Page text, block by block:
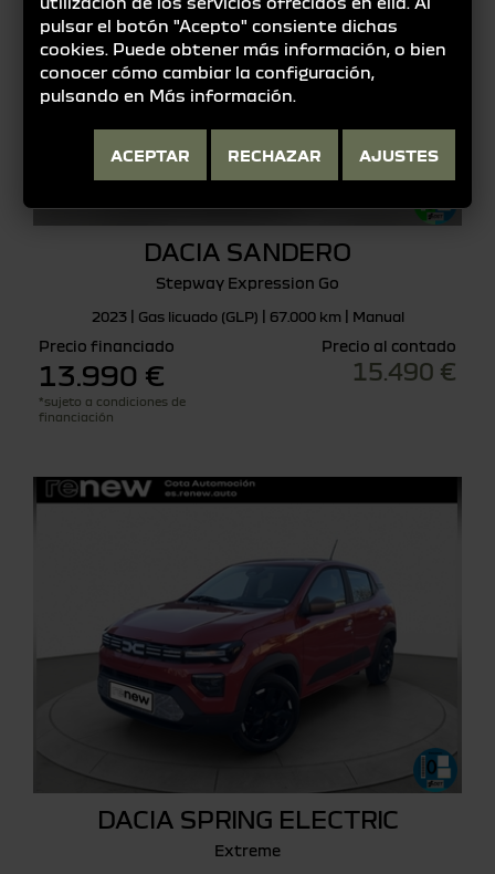
DACIA SANDERO
Stepway Expression Go
2023 | Gas licuado (GLP) | 67.000 km | Manual
Precio financiado
13.990 €
*sujeto a condiciones de
financiación
Precio al contado
15.490 €
DACIA SPRING ELECTRIC
Extreme
pulsar el botón "Acepto" consiente dichas
cookies. Puede obtener más información, o bien
conocer cómo cambiar la configuración,
pulsando en Más información
ACEPTAR RECHAZAR AJUSTES